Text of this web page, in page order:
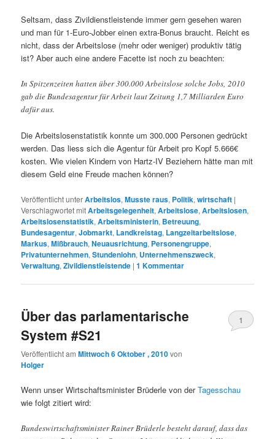
Seltsam, dass Zivildienstleistende immer gern gesehen waren
und man für 1-Euro-Jobber einen extra-Bonus braucht. Reicht es
nicht, dass der Arbeitslose (mehr oder weniger) produktiv tätig
ist? Aber auch eine andere Facette ist noch zu beachten:
In Spitzenzeiten hatten über 300.000 Arbeitslose solche Jobs, 2010
gab die Bundesagentur für Arbeit laut Zeitung 1,7 Milliarden Euro
dafür aus.
Die Arbeitslosenstatistik konnte um 300.000 Personen gedrückt
werden. Das liess sich die Agentur für Arbeit pro Kopf 5.666€
kosten. Wie vielen Kindern von Hartz-IV Beziehern hätte man mit
diesem Geld eine Freude machen können?
Veröffentlicht unterArbeitslos,Musste raus, Politik,wirtschaft |
Verschlagwortet mitArbeitsgelegenheit,Arbeitslose,Arbeitslosen,
Arbeitslosenstatistik,Arbeitsministerin, Betreuung,
Bundesagentur,Jobmarkt, Landkreistag, Langzeitarbeitslose,
Markus,Mißbrauch,Neuausrichtung, Personengruppe,
Privatunternehmen,Stundenlohn, Unternehmenszweck,
Verwaltung,Zivildienstleistende |1 Kommentar
Über das parlamentarische
System #S21
Veröffentlicht amMittwoch 6 Oktober , 2010von
Holger
1
Wenn unser Wirtschaftsminister Brüderle von derTagesschau
wie folgt zitiert wird:
Bundeswirtschaftsminister Rainer Brüderle besteht darauf, dass das